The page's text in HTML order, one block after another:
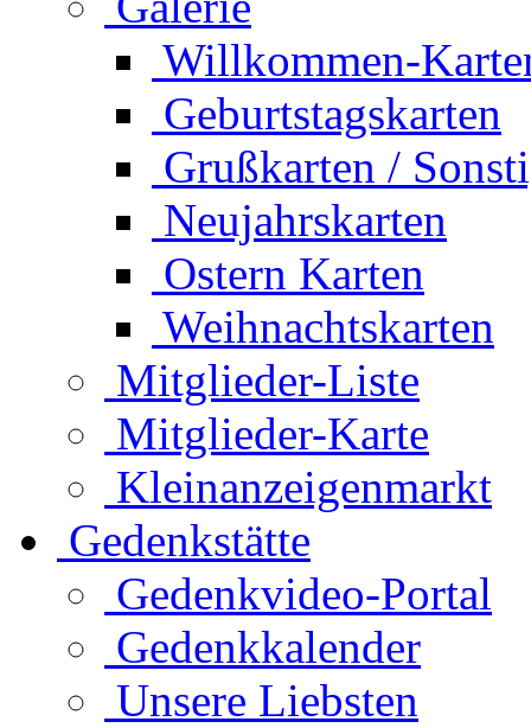
Willkommen-
Geburtstagskarten
Grußkarten /
Neujahrskarten
Ostern Karten
Weihnachtskarten
Mitglieder-Liste
Mitglieder-Karte
Kleinanzeigenmarkt
Gedenkstätte
Gedenkvideo-Portal
Gedenkkalender
Unsere Liebsten